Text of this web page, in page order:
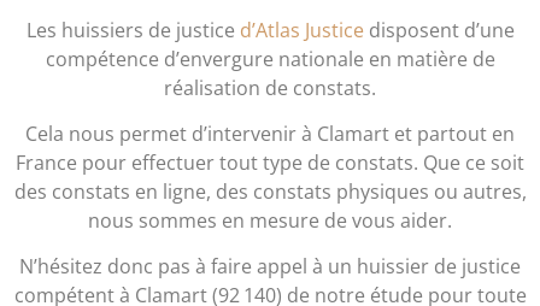
Les huissiers de justice d’Atlas Justicedisposent d’une
compétence d’envergure nationale en matière de
réalisation de constats.
Cela nous permet d’intervenir à Clamart et partout en
France pour effectuer tout type de constats. Que ce soit
des constats en ligne, des constats physiques ou autres,
nous sommes en mesure de vous aider.
N’hésitez donc pas à faire appel à un huissier de justice
compétent à Clamart (92 140) de notre étude pour toute